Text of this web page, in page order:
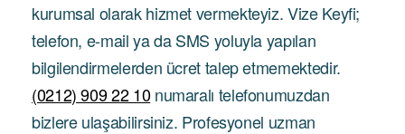
kurumsal olarak hizmet vermekteyiz. Vize Keyfi;
telefon, e-mail ya da SMS yoluyla yapılan
bilgilendirmelerden ücret talep etmemektedir.
(0212) 909 22 10numaralı telefonumuzdan
bizlere ulaşabilirsiniz. Profesyonel uzman